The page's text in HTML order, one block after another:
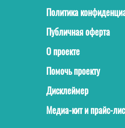
Политика
Публичная оферта
О проекте
Помочь проекту
Дисклеймер
Медиа-кит и прайс-